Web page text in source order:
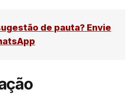
de pauta? Envie